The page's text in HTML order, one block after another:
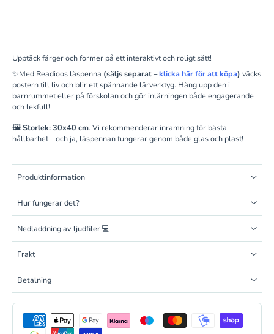
Upptäck färger och former på ett interaktivt och roligt sätt!
✨Med Readioos läspenna (säljs separat –klicka här för att köpa) väcks
postern till liv och blir ett spännande lärverktyg. Häng upp den i
barnrummet eller på förskolan och gör inlärningen både engagerande
och lekfull!
🖼️ Storlek: 30x40 cm. Vi rekommenderar inramning för bästa
hållbarhet – och ja, läspennan fungerar genom både glas och plast!
Produktinformation
Hur fungerar det?
Nedladdning av ljudfiler 💻
Frakt
Betalning